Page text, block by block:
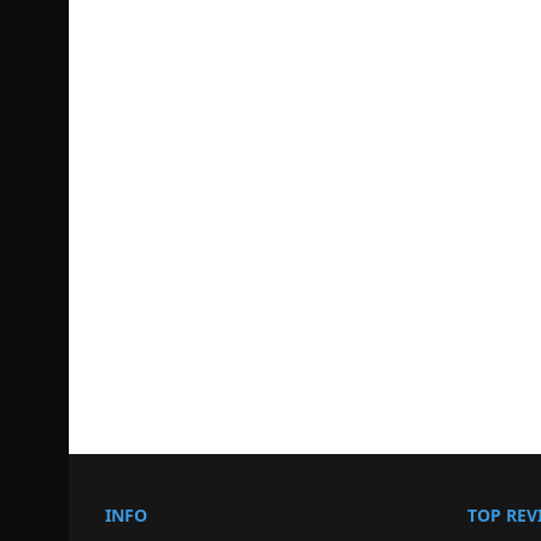
INFO TOP